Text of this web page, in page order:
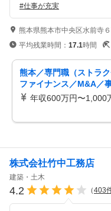
#仕事が充実
熊本県熊本市中央区水前寺
平均残業時間： 17.1時間
熊本／専門職（ストラ
ファイナンス／M&A／
／事業再生支援）
年収600万円〜1,000
株式会社竹中工務店
建築・土木
4.2 （403